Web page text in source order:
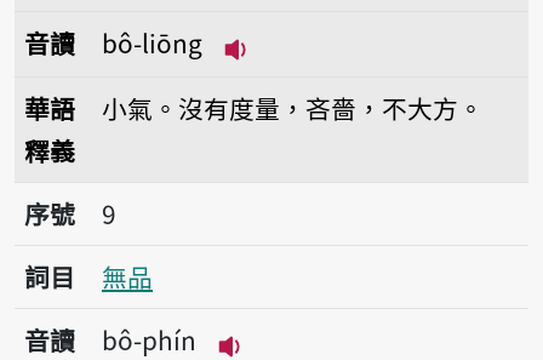
音讀
bô-liōng
華語
釋義
小氣。沒有度量，吝嗇，不大方。
序號9無品
序號
9
詞目
無品
音讀
bô-phín